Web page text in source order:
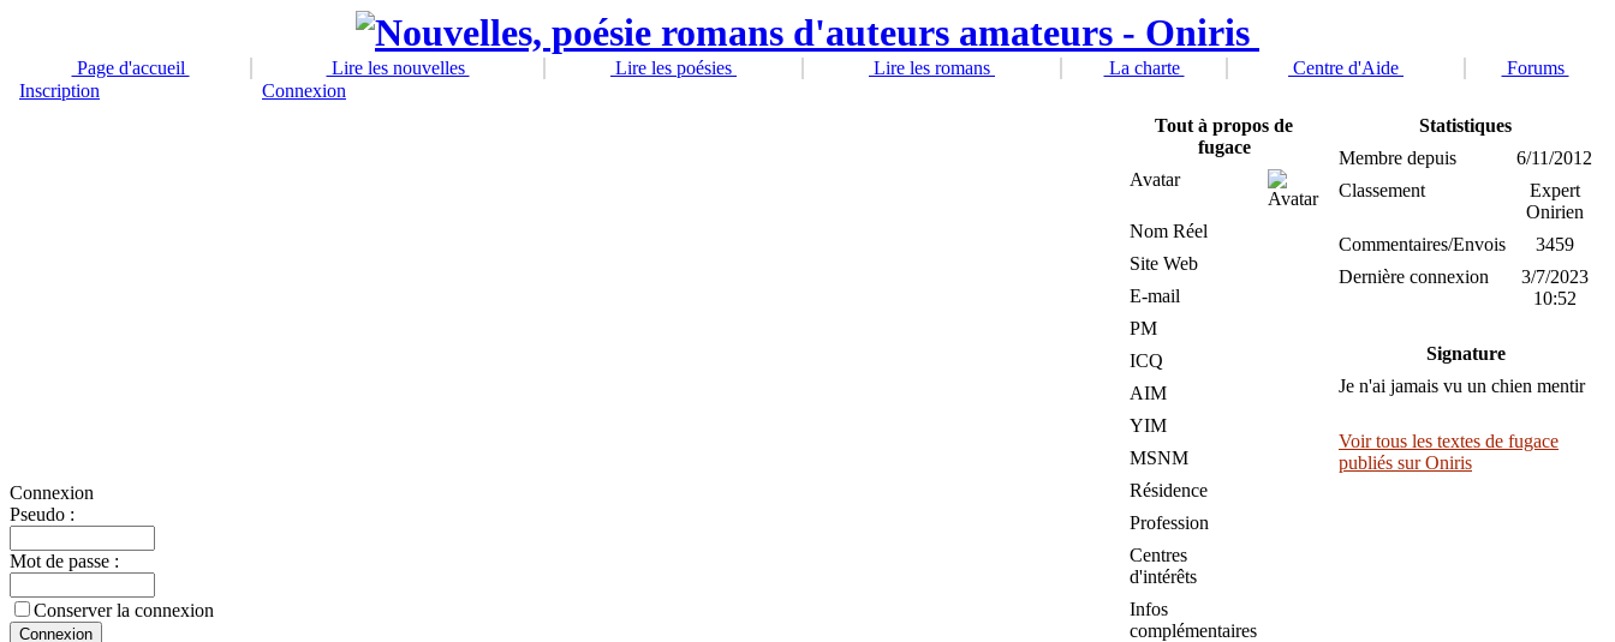
Page d'accueil Lire les nouvelles Lire les poésies Lire les romans La charte Centre d'Aide
Forums
Inscription
Connexion
Connexion
Pseudo :
Mot de passe :
Conserver la connexion
Tout à propos de
fugace
Avatar
Nom Réel
Site Web
E-mail
PM
ICQ
AIM
YIM
MSNM
Résidence
Profession
Centres
d'intérêts
Infos
complémentaires
Statistiques
Membre depuis
6/11/2012
Classement
Expert
Onirien
Commentaires/Envois
3459
Dernière connexion
3/7/2023
10:52
Signature
Je n'ai jamais vu un chien mentir
Voir tous les textes de fugace
publiés sur Oniris